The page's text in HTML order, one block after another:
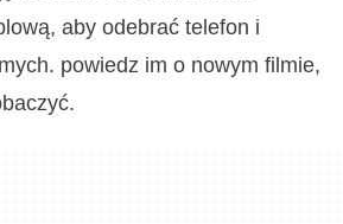
aby odebrać telefon i
powiedz im o nowym filmie,